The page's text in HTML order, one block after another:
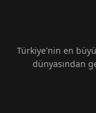
Türkiye'nin en
dünyasından